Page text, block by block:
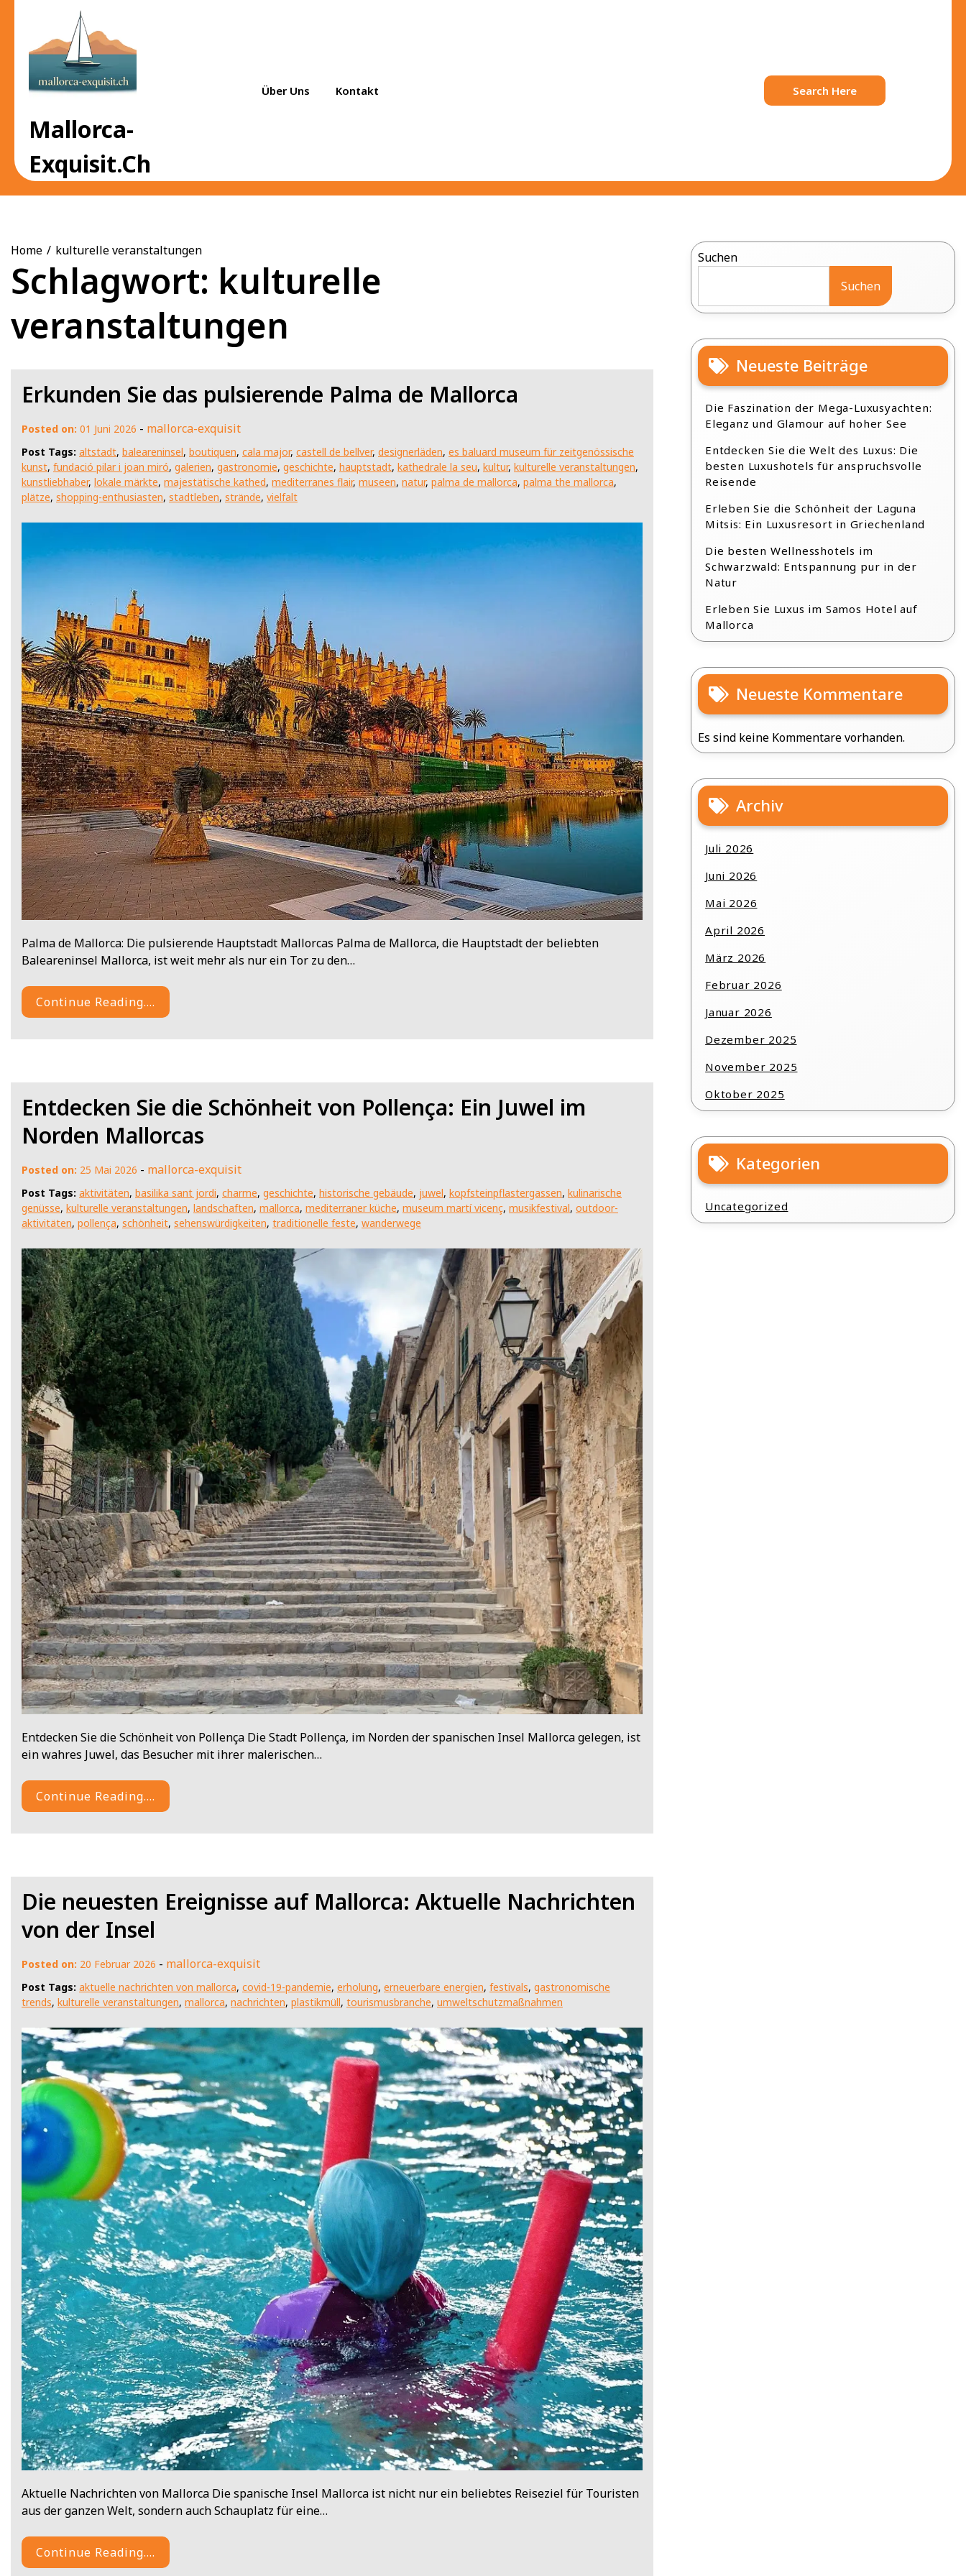
Mallorca-
Exquisit.ch
Über Uns Kontakt Search Here
Home kulturelle veranstaltungen
Schlagwort: kulturelle
veranstaltungen
Erkunden Sie das pulsierende Palma de Mallorca
Posted on: 01 Juni 2026 - mallorca-exquisit
Post Tags: altstadt, baleareninsel, boutiquen, cala major, castell de bellver, designerläden, es baluard museum für zeitgenössische
kunst, fundació pilar i joan miró, galerien, gastronomie, geschichte, hauptstadt, kathedrale la seu, kultur, kulturelle veranstaltungen,
kunstliebhaber, lokale märkte, majestätische kathed, mediterranes flair, museen, natur, palma de mallorca, palma the mallorca,
plätze, shopping-enthusiasten, stadtleben, strände, vielfalt
Palma de Mallorca: Die pulsierende Hauptstadt Mallorcas Palma de Mallorca, die Hauptstadt der beliebten
Baleareninsel Mallorca, ist weit mehr als nur ein Tor zu den…
Continue Reading....
Entdecken Sie die Schönheit von Pollença: Ein Juwel im
Norden Mallorcas
Posted on: 25 Mai 2026 - mallorca-exquisit
Post Tags: aktivitäten, basilika sant jordi, charme, geschichte, historische gebäude, juwel, kopfsteinpflastergassen, kulinarische
genüsse, kulturelle veranstaltungen, landschaften, mallorca, mediterraner küche, museum martí vicenç, musikfestival, outdoor-
aktivitäten, pollença, schönheit, sehenswürdigkeiten, traditionelle feste, wanderwege
Entdecken Sie die Schönheit von Pollença Die Stadt Pollença, im Norden der spanischen Insel Mallorca gelegen, ist
ein wahres Juwel, das Besucher mit ihrer malerischen…
Continue Reading....
Die neuesten Ereignisse auf Mallorca: Aktuelle Nachrichten
von der Insel
Posted on: 20 Februar 2026 - mallorca-exquisit
Post Tags: aktuelle nachrichten von mallorca, covid-19-pandemie, erholung, erneuerbare energien, festivals, gastronomische
trends, kulturelle veranstaltungen, mallorca, nachrichten, plastikmüll, tourismusbranche, umweltschutzmaßnahmen
Aktuelle Nachrichten von Mallorca Die spanische Insel Mallorca ist nicht nur ein beliebtes Reiseziel für Touristen
aus der ganzen Welt, sondern auch Schauplatz für eine…
Continue Reading....
Suchen
Suchen
Neueste Beiträge
Die Faszination der Mega-Luxusyachten:
Eleganz und Glamour auf hoher See
Entdecken Sie die Welt des Luxus: Die
besten Luxushotels für anspruchsvolle
Reisende
Erleben Sie die Schönheit der Laguna
Mitsis: Ein Luxusresort in Griechenland
Die besten Wellnesshotels im
Schwarzwald: Entspannung pur in der
Natur
Erleben Sie Luxus im Samos Hotel auf
Mallorca
Neueste Kommentare
Es sind keine Kommentare vorhanden.
Archiv
Juli 2026
Juni 2026
Mai 2026
April 2026
März 2026
Februar 2026
Januar 2026
Dezember 2025
November 2025
Oktober 2025
Kategorien
Uncategorized